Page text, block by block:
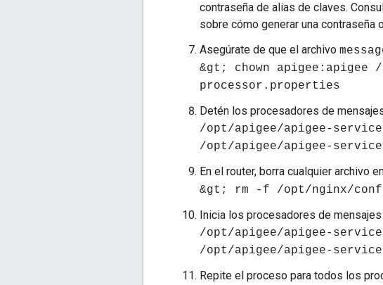
contraseña de alias de claves.
sobre cómo generar una contraseña
Asegúrate de que el archivo
&gt; chown apigee:apigee
processor.properties
Detén los procesadores de
/opt/apigee/apigee-
/opt/apigee/apigee-
En el router, borra cualquier archivo
&gt; rm -f /opt/nginx/
Inicia los procesadores de
/opt/apigee/apigee-
/opt/apigee/apigee-
Repite el proceso para todos los